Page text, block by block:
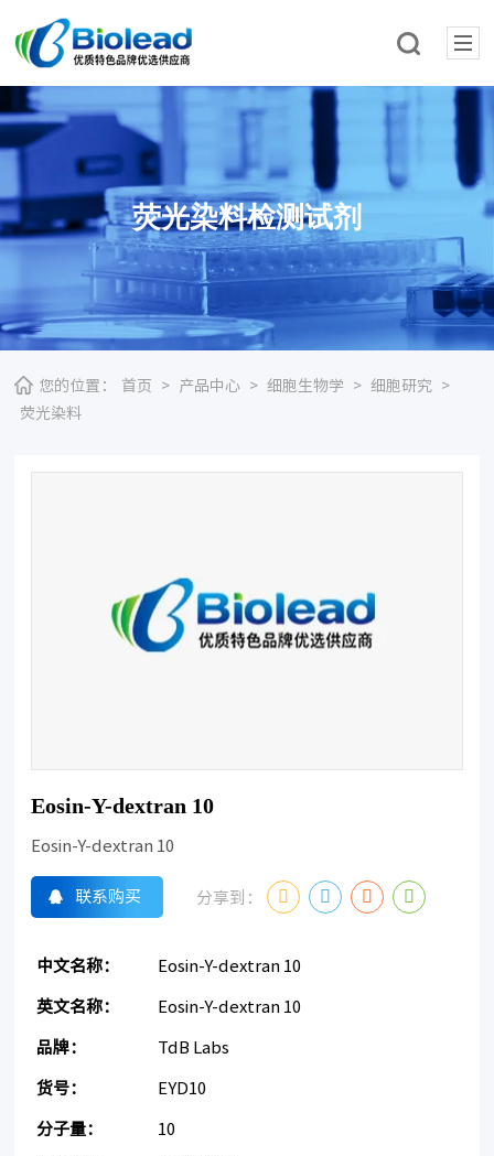
荧光染料检测试剂
您的位置： 首页 > 产品中心 > 细胞生物学 > 细胞研究
>
荧光染料
Eosin-Y-dextran 10
Eosin-Y-dextran 10
联系购买 分享到：
中文名称： Eosin-Y-dextran 10
英文名称： Eosin-Y-dextran 10
品牌： TdB Labs
货号： EYD10
分子量： 10